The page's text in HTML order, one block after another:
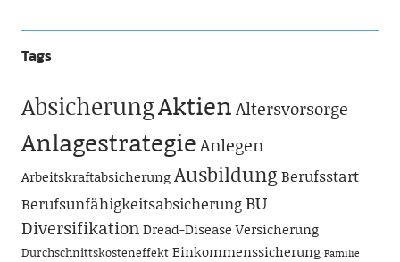
Tags
AbsicherungAktienAltersvorsorge
AnlagestrategieAnlegen
ArbeitskraftabsicherungAusbildung Berufsstart
BerufsunfähigkeitsabsicherungBU
DiversifikationDread-Disease Versicherung
Durchschnittskosteneffekt Einkommenssicherung Familie